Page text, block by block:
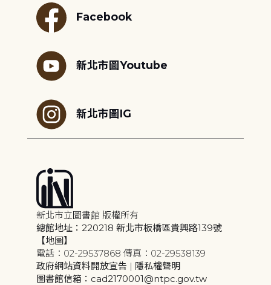
Facebook
新北市圖Youtube
新北市圖IG
新北市立圖書館 版權所有
總館地址：220218 新北市板橋區貴興路139號
【地圖】
電話：02-29537868 傳真：02-29538139
政府網站資料開放宣告 | 隱私權聲明
圖書館信箱：cad2170001@ntpc.gov.tw